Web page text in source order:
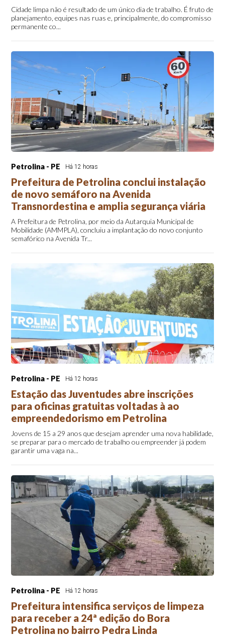
Cidade limpa não é resultado de um único dia de trabalho. É fruto de
planejamento, equipes nas ruas e, principalmente, do compromisso
permanente co...
Petrolina - PE Há 12 horas
Prefeitura de Petrolina conclui instalação
de novo semáforo na Avenida
Transnordestina e amplia segurança viária
A Prefeitura de Petrolina, por meio da Autarquia Municipal de
Mobilidade (AMMPLA), concluiu a implantação do novo conjunto
semafórico na Avenida Tr...
Petrolina - PE Há 12 horas
Estação das Juventudes abre inscrições
para oficinas gratuitas voltadas à ao
empreendedorismo em Petrolina
Jovens de 15 a 29 anos que desejam aprender uma nova habilidade,
se preparar para o mercado de trabalho ou empreender já podem
garantir uma vaga na...
Petrolina - PE Há 12 horas
Prefeitura intensifica serviços de limpeza
para receber a 24ª edição do Bora
Petrolina no bairro Pedra Linda